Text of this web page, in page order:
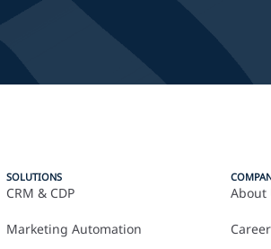
SOLUTIONS
CRM & CDP
Marketing Automation
About